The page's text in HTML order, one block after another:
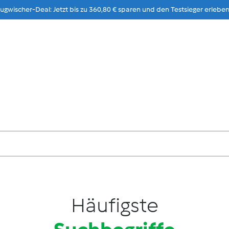
Zum Inhalt
Deal: Jetzt bis zu 360,80 € sparen und den Testsieger
Häufigste